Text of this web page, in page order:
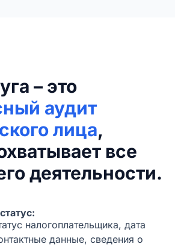
– это
аудит
лица,
все
деятельности.
налогоплательщика, дата
данные, сведения о